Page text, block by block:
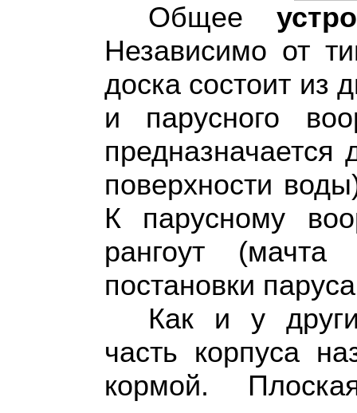
Общее
Независимо от
доска состоит из
и парусного
поверхности
К парусному
рангоут
постановки
Как и у
часть корпуса
кормой.